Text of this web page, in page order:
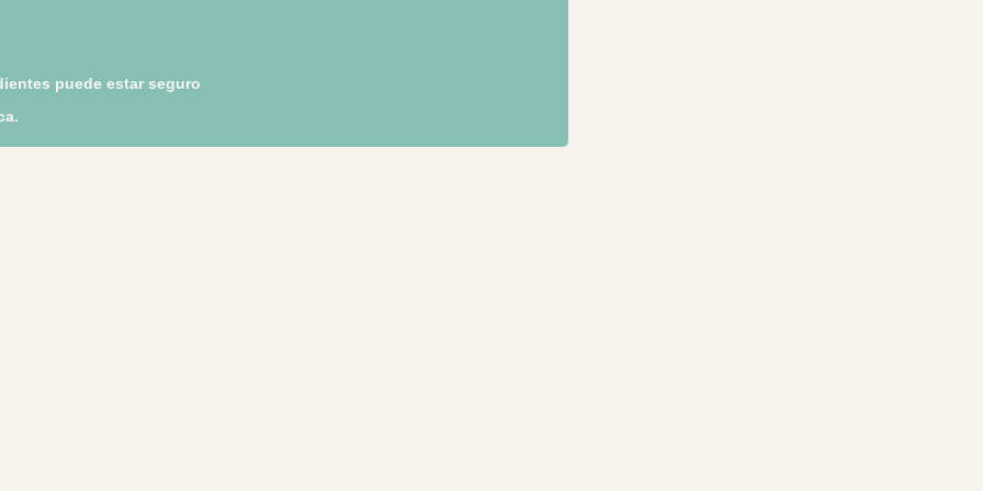
puede estar seguro